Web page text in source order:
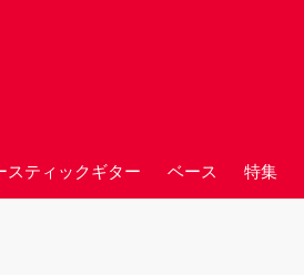
スティックギター ベース 特集